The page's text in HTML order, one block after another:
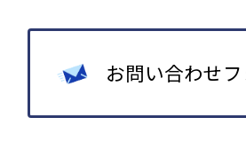
お問い合わせ